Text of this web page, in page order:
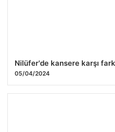
Nilüfer'de kansere karşı
05/04/2024